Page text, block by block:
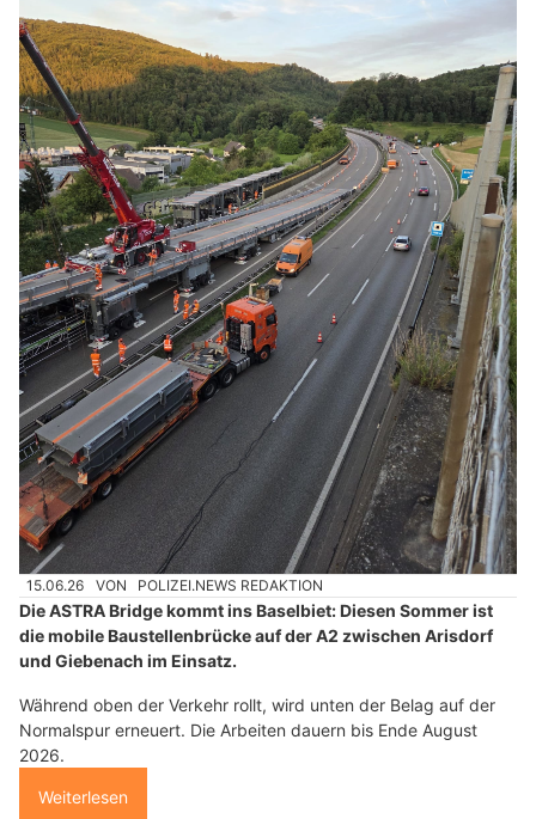
15.06.26 VON POLIZEI.NEWS REDAKTION
Die ASTRA Bridge kommt ins Baselbiet: Diesen Sommer ist
die mobile Baustellenbrücke auf der A2 zwischen Arisdorf
und Giebenach im Einsatz.
Während oben der Verkehr rollt, wird unten der Belag auf der
Normalspur erneuert. Die Arbeiten dauern bis Ende August
2026.
Weiterlesen